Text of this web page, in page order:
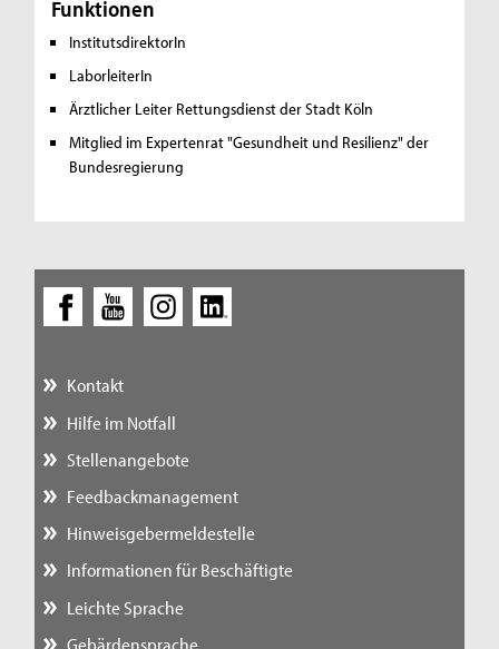
Funktionen
InstitutsdirektorIn
LaborleiterIn
Ärztlicher Leiter Rettungsdienst der Stadt Köln
Mitglied im Expertenrat "Gesundheit und Resilienz" der
Bundesregierung
Kontakt
Hilfe im Notfall
Stellenangebote
Feedbackmanagement
Hinweisgebermeldestelle
Informationen für Beschäftigte
Leichte Sprache
Gebärdensprache